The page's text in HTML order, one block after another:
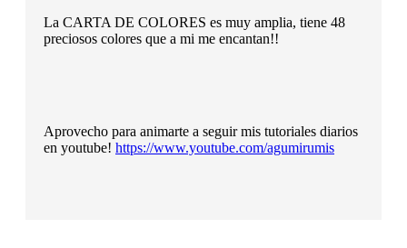
La CARTA DE COLORES es muy amplia, tiene 48
preciosos colores que a mi me encantan!!
Aprovecho para animarte a seguir mis tutoriales diarios
en youtube! https://www.youtube.com/agumirumis